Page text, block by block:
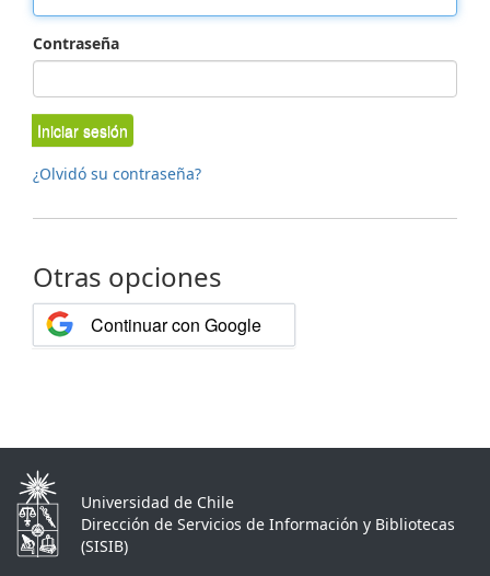
Contraseña
Iniciar sesión
¿Olvidó su contraseña?
Otras opciones
Continuar con Google
Universidad de Chile
Dirección de Servicios de Información y Bibliotecas
(SISIB)